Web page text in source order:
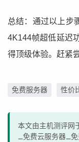
总结：通过以上步
4K144帧超低延迟
得顶级体验。赶紧
免费服务器 性价
本文由主机测评网
_免费云服务器_免